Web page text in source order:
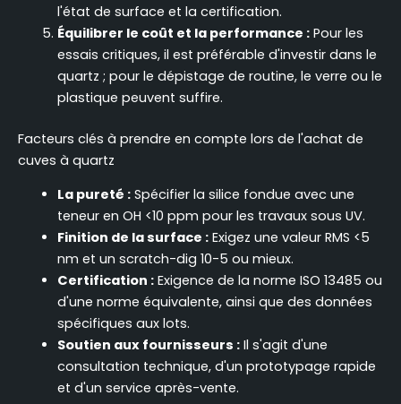
l'état de surface et la certification.
Équilibrer le coût et la performance :Pour les
essais critiques, il est préférable d'investir dans le
quartz ; pour le dépistage de routine, le verre ou le
plastique peuvent suffire.
Facteurs clés à prendre en compte lors de l'achat de
cuves à quartz
La pureté :Spécifier la silice fondue avec une
teneur en OH <10 ppm pour les travaux sous UV.
Finition de la surface :Exigez une valeur RMS <5
nm et un scratch-dig 10-5 ou mieux.
Certification :Exigence de la norme ISO 13485 ou
d'une norme équivalente, ainsi que des données
spécifiques aux lots.
Soutien aux fournisseurs :Il s'agit d'une
consultation technique, d'un prototypage rapide
et d'un service après-vente.